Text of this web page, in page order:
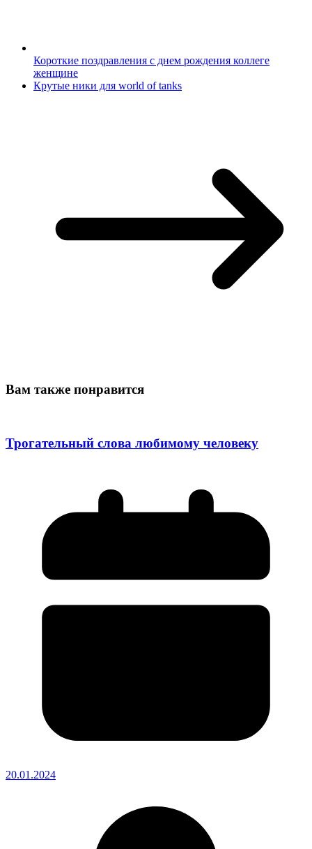
Короткие поздравления с днем рождения коллеге
женщине
Крутые ники для world of tanks
Вам также понравится
Трогательный слова любимому человеку
20.01.2024